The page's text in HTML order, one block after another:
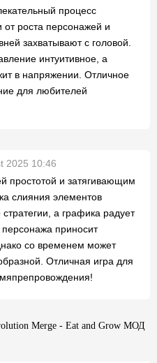
процесс
от роста персонажей и
захватывают с головой.
интуитивное, а
в напряжении. Отличное
для любителей
2025 10:46
простотой и затягивающим
слияния элементов
а графика радует
персонажа приносит
со временем может
Отличная игра для
Merge - Eat and Grow МОД